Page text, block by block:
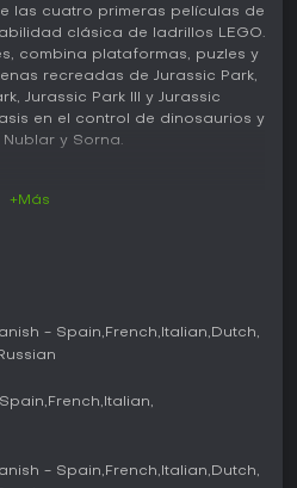
las cuatro primeras películas de
clásica de ladrillos LEGO.
combina plataformas, puzles y
recreadas de Jurassic Park,
Jurassic Park III y Jurassic
en el control de dinosaurios y
y Sorna.
de las películas. El control de
dimensión, ya que permite
como el Triceratops, el
y el Tyrannosaurus rex para
tareas específicas.
los niveles individuales, sino
amplias de las dos islas. En
+Más
- Spain French Italian Dutch
French Italian
- Spain French Italian Dutch